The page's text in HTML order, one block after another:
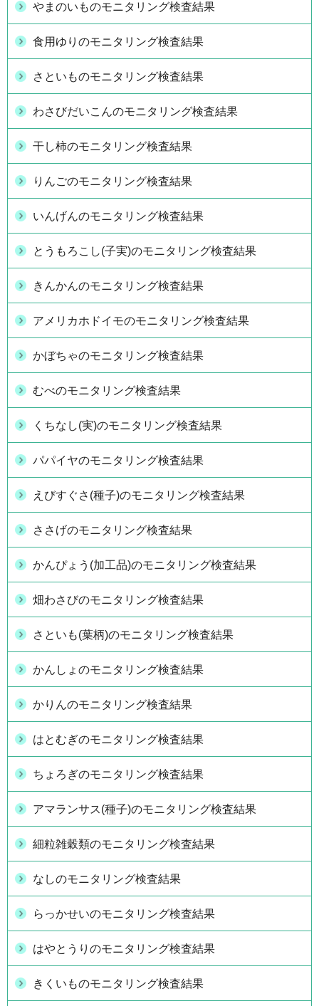
やまのいものモニタリング検査結果
食用ゆりのモニタリング検査結果
さといものモニタリング検査結果
わさびだいこんのモニタリング検査結果
干し柿のモニタリング検査結果
りんごのモニタリング検査結果
いんげんのモニタリング検査結果
とうもろこし(子実)のモニタリング検査結果
きんかんのモニタリング検査結果
アメリカホドイモのモニタリング検査結果
かぼちゃのモニタリング検査結果
むべのモニタリング検査結果
くちなし(実)のモニタリング検査結果
パパイヤのモニタリング検査結果
えびすぐさ(種子)のモニタリング検査結果
ささげのモニタリング検査結果
かんぴょう(加工品)のモニタリング検査結果
畑わさびのモニタリング検査結果
さといも(葉柄)のモニタリング検査結果
かんしょのモニタリング検査結果
かりんのモニタリング検査結果
はとむぎのモニタリング検査結果
ちょろぎのモニタリング検査結果
アマランサス(種子)のモニタリング検査結果
細粒雑穀類のモニタリング検査結果
なしのモニタリング検査結果
らっかせいのモニタリング検査結果
はやとうりのモニタリング検査結果
きくいものモニタリング検査結果